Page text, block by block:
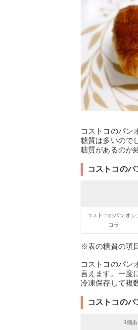
コストコのパン
糖質は多いので
糖質があるのか
コストコの
コストコのパンオシ
コラ
※表の糖質の項
コストコのパン
言えます。一度
冷凍保存して複
コストコの
1個